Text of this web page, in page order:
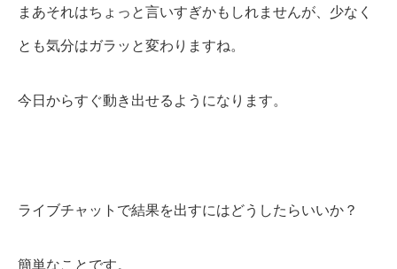
まあそれはちょっと言いすぎかもしれませんが、少なく
とも気分はガラッと変わりますね。
今日からすぐ動き出せるようになります。
ライブチャットで結果を出すにはどうしたらいいか？
簡単なことです。